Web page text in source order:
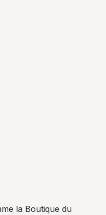
la Boutique du